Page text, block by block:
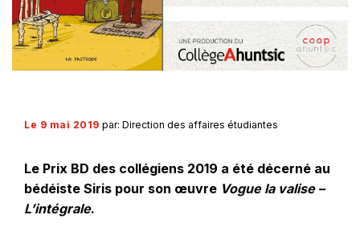
Le 9 mai 2019 par: Direction des affaires étudiantes
Le Prix BD des collégiens 2019 a été décerné au
bédéiste Siris pour son œuvre Vogue la valise –
L’intégrale.